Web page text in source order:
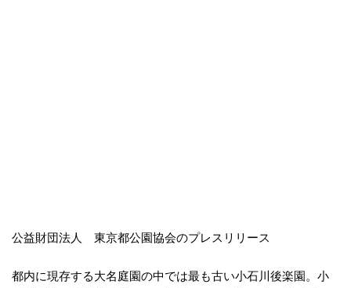
公益財団法人 東京都公園協会のプレスリリース
都内に現存する大名庭園の中では最も古い小石川後楽園。小